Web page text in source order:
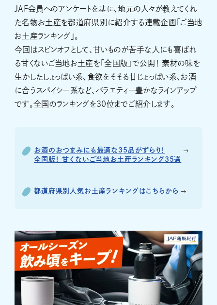
JAF会員へのアンケートを基に、地元の人々が教えてくれ
た名物お土産を都道府県別に紹介する連載企画「ご当地
お土産ランキング」。
今回はスピンオフとして、甘いものが苦手な人にも喜ばれ
る甘くないご当地お土産を「全国版」で公開！ 素材の味を
生かしたしょっぱい系、食欲をそそる甘じょっぱい系、お酒
に合うスパイシー系など、バラエティー豊かなラインアップ
です。全国のランキングを30位までご紹介します。
お酒のおつまみにも最適な35品がずらり！
全国版！ 甘くないご当地お土産ランキング35選
都道府県別人気お土産ランキングはこちらから